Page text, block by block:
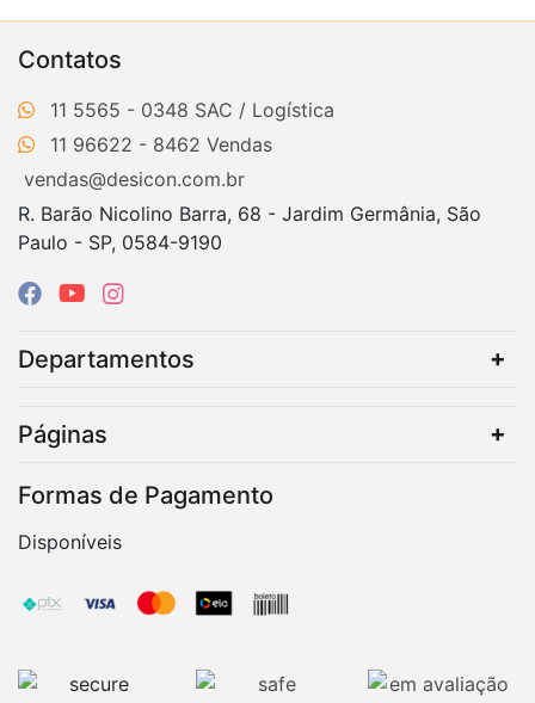
Contatos
11 5565 - 0348
11 96622 - 8462
vendas@desicon.com.br
R. Barão Nicolino Barra, 68 - Jardim Germânia, São
Paulo - SP, 0584-9190
Departamentos
Páginas
Formas de Pagamento
Disponíveis